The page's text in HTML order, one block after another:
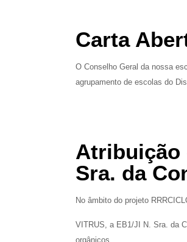
Carta
O Conselho Geral da nossa
agrupamento de escolas do
Atribuição
Sra. da
No âmbito do projeto
VITRUS, a EB1/JI N. Sra. da
orgânicos.